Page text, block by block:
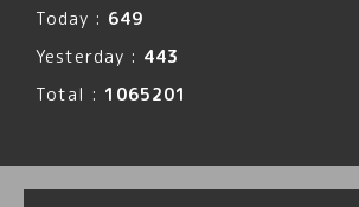
Today : 649
Yesterday : 443
Total : 1065201